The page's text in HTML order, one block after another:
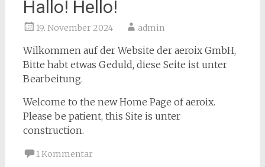
Hallo! Hello!
19. November 2024 admin
Wilkommen auf der Website der aeroix GmbH,
Bitte habt etwas Geduld, diese Seite ist unter
Bearbeitung.
Welcome to the new Home Page of aeroix.
Please be patient, this Site is unter
construction.
1 Kommentar